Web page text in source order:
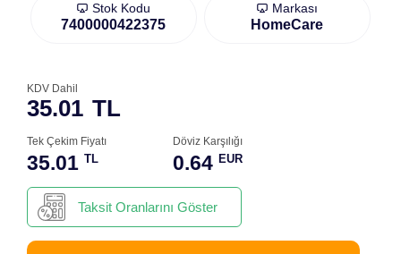
Stok Kodu
7400000422375
Markası
HomeCare
35.01 TL
KDV Dahil
Tek Çekim Fiyatı
35.01 TL
Döviz Karşılığı
0.64 EUR
Taksit Oranlarını Göster